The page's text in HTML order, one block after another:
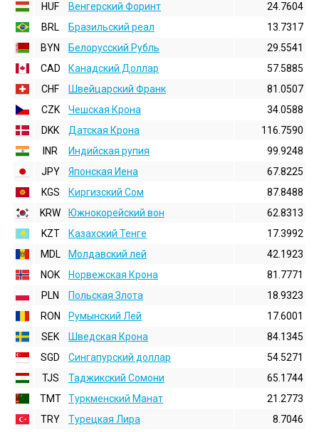
HUF
Венгерский Форинт
24.7604
BRL
Бразильский реал
13.7317
BYN
Белорусский Рубль
29.5541
CAD
Канадский Доллар
57.5885
CHF
Швейцарский Франк
81.0507
CZK
Чешская Крона
34.0588
DKK
Датская Крона
116.7590
INR
Индийская pупия
99.9248
JPY
Японская Иена
67.8225
KGS
Киргизский Сом
87.8488
KRW
Южнокорейский вон
62.8313
KZT
Казахский Тенге
17.3992
MDL
Молдавский лей
42.1923
NOK
Норвежская Крона
81.7771
PLN
Польская Злота
18.9323
RON
Румынский Лей
17.6001
SEK
Шведская Крона
84.1345
SGD
Сингапурский доллар
54.5271
TJS
Таджикский Сомони
65.1744
TMT
Туркменский Манат
21.2773
TRY
Турецкая Лира
8.7046